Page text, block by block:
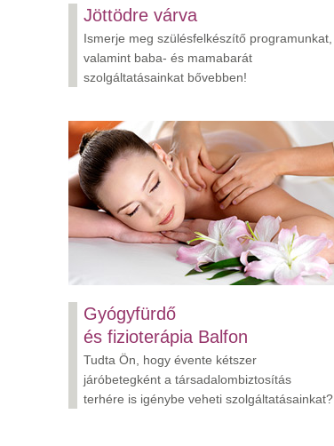
Jöttödre várva
Ismerje meg szülésfelkészítő programunkat,
valamint baba- és mamabarát
szolgáltatásainkat bővebben!
Gyógyfürdő
és fizioterápia Balfon
Tudta Ön, hogy évente kétszer
járóbetegként a társadalombiztosítás
terhére is igénybe veheti szolgáltatásainkat?